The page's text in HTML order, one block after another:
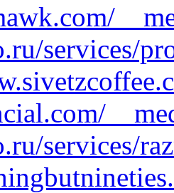
services/
services/